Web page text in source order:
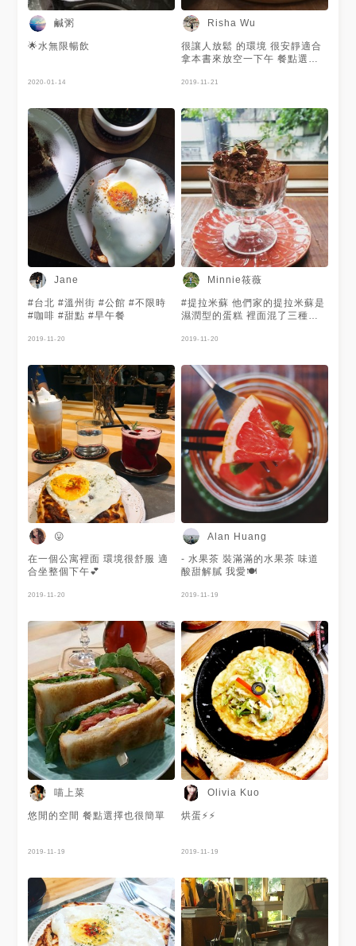
鹹粥
🌟水無限暢飲
2020-01-14
Risha Wu
很讓人放鬆 的環境 很安靜適合
拿本書來放空一下午 餐點選擇
的感覺 早餐的麵包烤的很酥脆
口
2019-11-21
Jane
#台北 #溫州街 #公館 #不限時
#咖啡 #甜點 #早午餐
2019-11-20
Minnie筱薇
#提拉米蘇 他們家的提拉米蘇是
濕潤型的蛋糕 裡面混了三種酒
好吃😋
2019-11-20
😛
在一個公寓裡面 環境很舒服 適
合坐整個下午💕
2019-11-20
Alan Huang
- 水果茶 裝滿滿的水果茶 味道
酸甜解膩 我愛🍽
2019-11-19
喵上菜
悠閒的空間 餐點選擇也很簡單
2019-11-19
Olivia Kuo
烘蛋⚡️⚡️
2019-11-19